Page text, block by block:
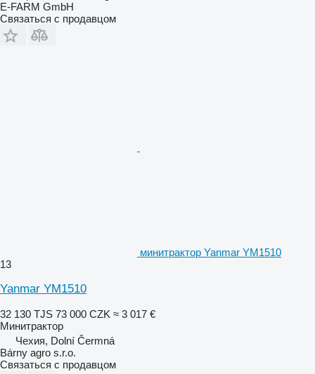
E-FARM GmbH
Связаться с продавцом
минитрактор Yanmar YM1510
13
Yanmar YM1510
32 130 TJS 73 000 CZK ≈ 3 017 €
Минитрактор
Чехия, Dolní Čermná
Bárny agro s.r.o.
Связаться с продавцом